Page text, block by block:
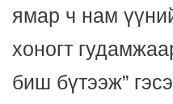
ямар ч нам
хоногт
биш бүтээж”